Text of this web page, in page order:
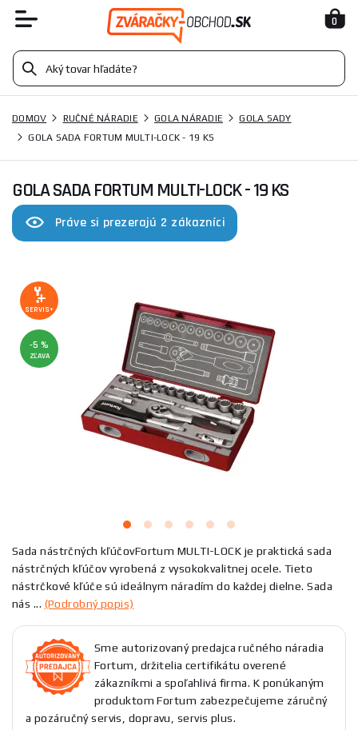
0
DOMOV RUČNÉ NÁRADIE GOLA NÁRADIE
GOLA SADY
GOLA SADA FORTUM MULTI-LOCK - 19 KS
GOLA SADA FORTUM MULTI-LOCK - 19 KS
Práve si prezerajú 2 zákazníci
SERVIS+
-5 %
ZĽAVA
Sada nástrčných kľúčovFortum MULTI-LOCK je praktická sada
nástrčných kľúčov vyrobená z vysokokvalitnej ocele. Tieto
nástrčkové kľúče sú ideálnym náradím do každej dielne. Sada
nás ... (Podrobný popis)
Sme autorizovaný predajca ručného náradia
Fortum, držitelia certifikátu overené
zákazníkmi a spoľahlivá firma. K ponúkaným
produktom Fortum zabezpečujeme záručný
a pozáručný servis, dopravu, servis plus.